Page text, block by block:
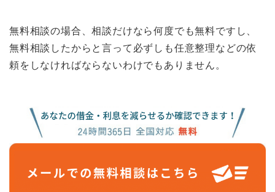
無料相談の場合、相談だけなら何度でも無料ですし、
無料相談したからと言って必ずしも任意整理などの依
頼をしなければならないわけでもありません。